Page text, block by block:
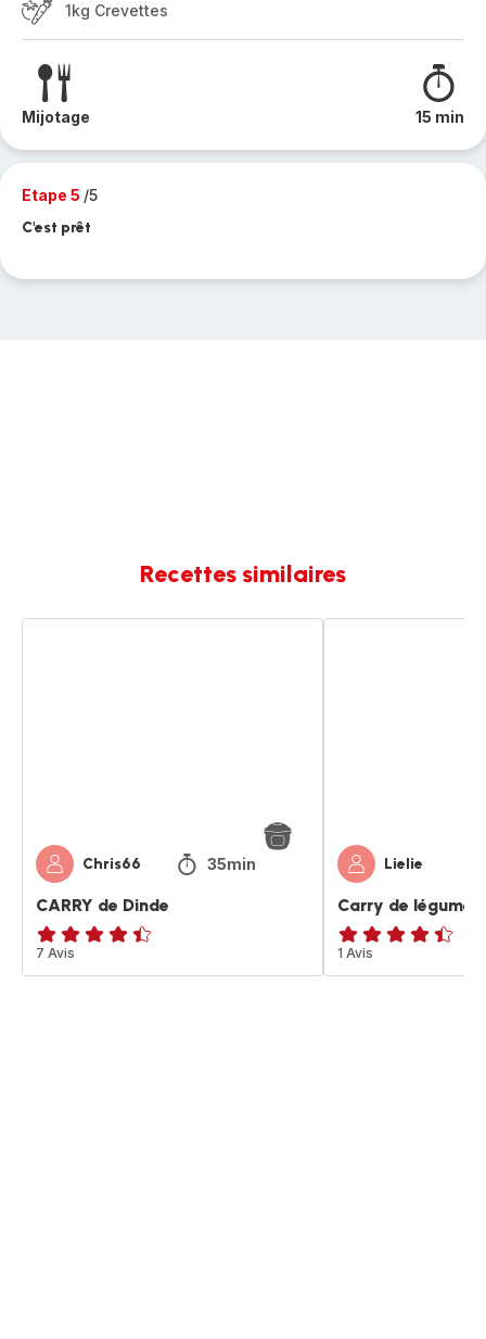
1kg Crevettes
Mijotage 15 min
Etape 5 /5
C'est prêt
Recettes similaires
Chris66 35min
CARRY de Dinde
ratings.4.4
7 Avis
Lielie
Carry de légumes
ratings.4.4
1 Avis